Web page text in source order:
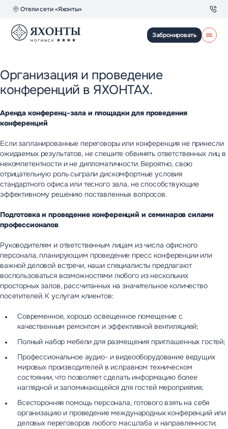
Отели сети «Яхонты»
Для звонков по Москве
8 (495) 150-28-34
Ресепшен отеля
8 (495) 183-38-31
Для звонков по России
Корпоративный отдел
Забронировать
Организация и проведение
конференций в ЯХОНТАХ.
Аренда конференц-зала и площадки для проведения
конференций
Если запланированные переговоры или конференция не принесли
ожидаемых результатов, не спешите обвинять ответственных лиц в
некомпетентности и не дипломатичности. Вероятно, свою
отрицательную роль сыграли дискомфортные условия
стандартного офиса или тесного зала, не способствующие
эффективному решению поставленных вопросов.
Подготовка и проведение конференций и семинаров силами
профессионалов
Руководителям и ответственным лицам из числа офисного
персонала, планирующим проведение пресс конференции или
важной деловой встречи, наши специалисты предлагают
воспользоваться возможностями любого из нескольких
просторных залов, рассчитанных на значительное количество
посетителей. К услугам клиентов:
Современное, хорошо освещенное помещение с
качественным ремонтом и эффективной вентиляцией;
Полный набор мебели для размещения приглашенных гостей;
Профессиональное аудио- и видеооборудование ведущих
мировых производителей в исправном техническом
состоянии, что позволяет сделать информацию более
наглядной и запоминающейся для гостей мероприятия;
Всесторонняя помощь персонала, готового взять на себя
организацию и проведение международных конференций или
деловых переговоров любого масштаба и направленности;
Об отеле
Проживание
Рестораны
СПА и аквацентр
Детям
Мероприятия
Контакты
Как доехать
Новый год 2027
Спецпредложения
Афиша
Контакты управляющей компании
Вакансии